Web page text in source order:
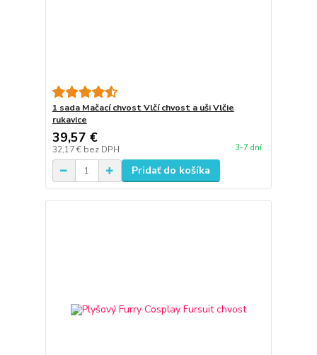
1 sada Mačací chvost Vlčí chvost a uši Vlčie
rukavice
39,57 €
32,17 € bez DPH 3-7 dní
Pridať do košíka